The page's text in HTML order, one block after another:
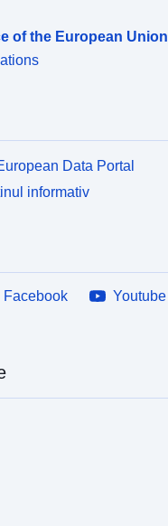
of the European Union
Data Portal
informativ
Facebook
Youtube